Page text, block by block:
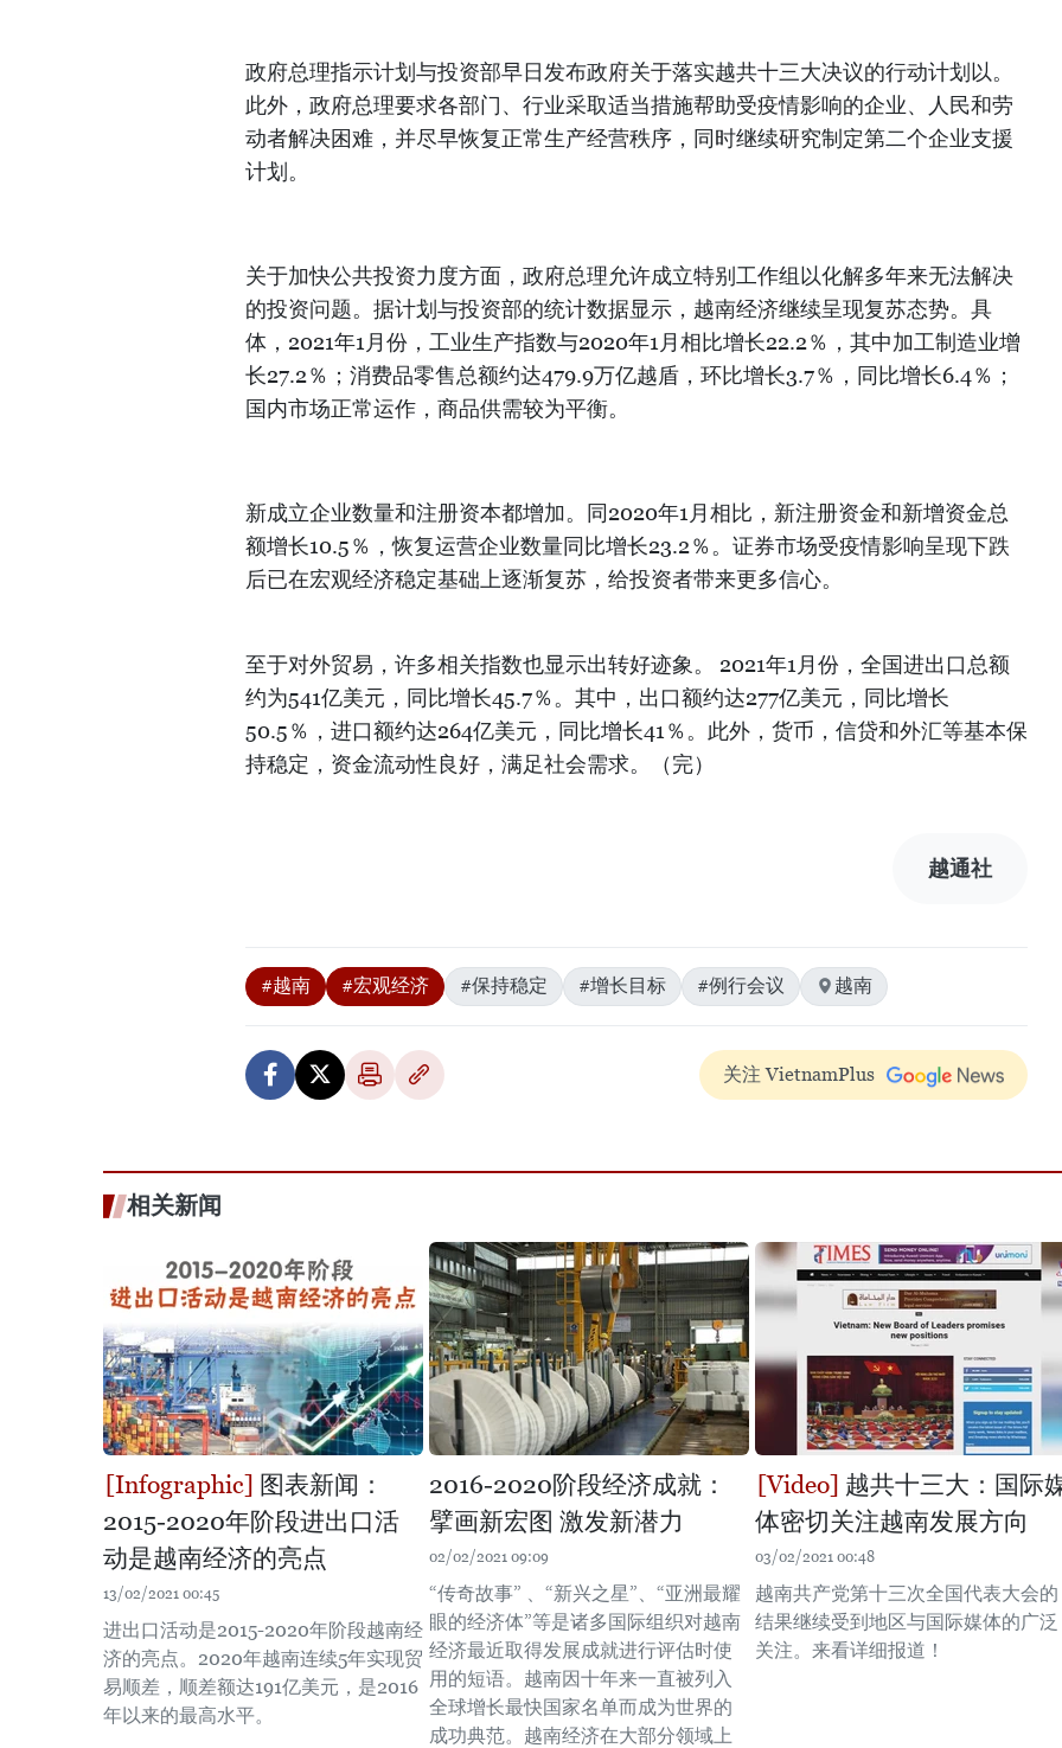
政府总理指示计划与投资部早日发布政府关于落实越共十三大决议的行动计划以。
此外，政府总理要求各部门、行业采取适当措施帮助受疫情影响的企业、人民和劳
动者解决困难，并尽早恢复正常生产经营秩序，同时继续研究制定第二个企业支援
计划。
关于加快公共投资力度方面，政府总理允许成立特别工作组以化解多年来无法解决
的投资问题。据计划与投资部的统计数据显示，越南经济继续呈现复苏态势。具
体，2021年1月份，工业生产指数与2020年1月相比增长22.2％，其中加工制造业增
长27.2％；消费品零售总额约达479.9万亿越盾，环比增长3.7％，同比增长6.4％；
国内市场正常运作，商品供需较为平衡。
新成立企业数量和注册资本都增加。同2020年1月相比，新注册资金和新增资金总
额增长10.5％，恢复运营企业数量同比增长23.2％。证券市场受疫情影响呈现下跌
后已在宏观经济稳定基础上逐渐复苏，给投资者带来更多信心。
至于对外贸易，许多相关指数也显示出转好迹象。 2021年1月份，全国进出口总额
约为541亿美元，同比增长45.7％。其中，出口额约达277亿美元，同比增长
50.5％，进口额约达264亿美元，同比增长41％。此外，货币，信贷和外汇等基本保
持稳定，资金流动性良好，满足社会需求。（完）
越通社
#越南 #宏观经济 #保持稳定 #增长目标 #例行会议 越南
关注 VietnamPlus
相关新闻
图表新闻：
2015-2020年阶段进出口活
动是越南经济的亮点
13/02/2021 00:45
进出口活动是2015-2020年阶段越南经
济的亮点。2020年越南连续5年实现贸
易顺差，顺差额达191亿美元，是2016
年以来的最高水平。
2016-2020阶段经济成就：
擘画新宏图 激发新潜力
02/02/2021 09:09
“传奇故事” 、“新兴之星”、“亚洲最耀
眼的经济体”等是诸多国际组织对越南
经济最近取得发展成就进行评估时使
用的短语。越南因十年来一直被列入
全球增长最快国家名单而成为世界的
成功典范。越南经济在大部分领域上
越共十三大：国际
体密切关注越南发展方向
03/02/2021 00:48
越南共产党第十三次全国代表大会的
结果继续受到地区与国际媒体的广泛
关注。来看详细报道！